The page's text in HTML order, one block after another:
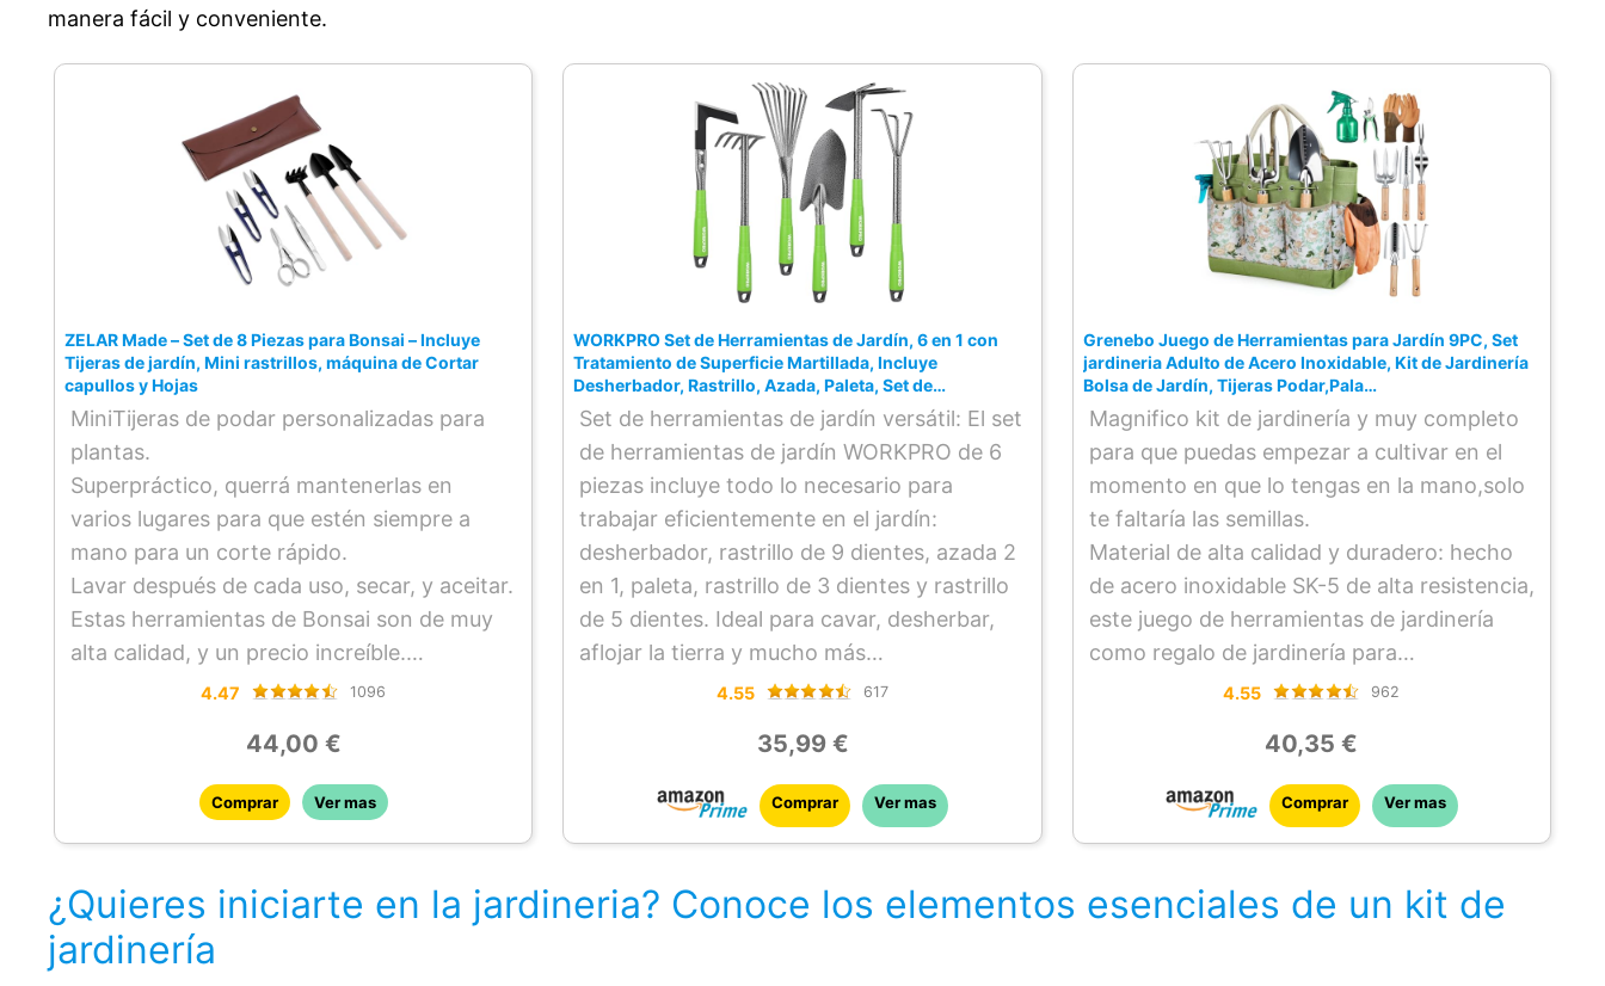
manera fácil y conveniente.
ZELAR Made – Set de 8 Piezas para Bonsai – Incluye
Tijeras de jardín, Mini rastrillos, máquina de Cortar
capullos y Hojas
MiniTijeras de podar personalizadas para
plantas.
Superpráctico, querrá mantenerlas en
varios lugares para que estén siempre a
mano para un corte rápido.
Lavar después de cada uso, secar, y aceitar.
Estas herramientas de Bonsai son de muy
alta calidad, y un precio increíble.
4.47 1096
44,00 €
Comprar Ver mas
WORKPRO Set de Herramientas de Jardín, 6 en 1 con
Tratamiento de Superficie Martillada, Incluye
Desherbador, Rastrillo, Azada, Paleta, Set de
Herramientas de Jardín Robusto para Jardín
Set de herramientas de jardín versátil: El set
de herramientas de jardín WORKPRO de 6
piezas incluye todo lo necesario para
trabajar eficientemente en el jardín:
desherbador, rastrillo de 9 dientes, azada 2
en 1, paleta, rastrillo de 3 dientes y rastrillo
de 5 dientes. Ideal para cavar, desherbar,
aflojar la tierra y mucho más
Tratamiento de superficie martillada: Las
especial de superficie martillada. Este
tratamiento aumenta la resistencia a los
arañazos y facilita la limpieza de las
su uso, se recomienda guardar las
herramientas secas para prolongar su vida
4.55 617
35,99 €
Comprar Ver mas
Grenebo Juego de Herramientas para Jardín 9PC, Set
jardineria Adulto de Acero Inoxidable, Kit de Jardinería
Bolsa de Jardín, Tijeras Podar,Pala
Jardinería,Guantes,Paleta y Rastrillo de Mano etc
Magnifico kit de jardinería y muy completo
para que puedas empezar a cultivar en el
momento en que lo tengas en la mano,solo
te faltaría las semillas.
Material de alta calidad y duradero: hecho
de acero inoxidable SK-5 de alta resistencia,
este juego de herramientas de jardinería
como regalo de jardinería para
mujeres/hombres es duradero y resistente
calificado como este, este kit de jardinería
apenas se deforma.
Juego de jardín con patrón floral: El juego
9 piezas, incluyendo una bolsa de jardín con
un estampado floral único, podadora,
4.55 962
40,35 €
Comprar Ver mas
¿Quieres iniciarte en la jardineria? Conoce los elementos esenciales de un kit de
jardinería